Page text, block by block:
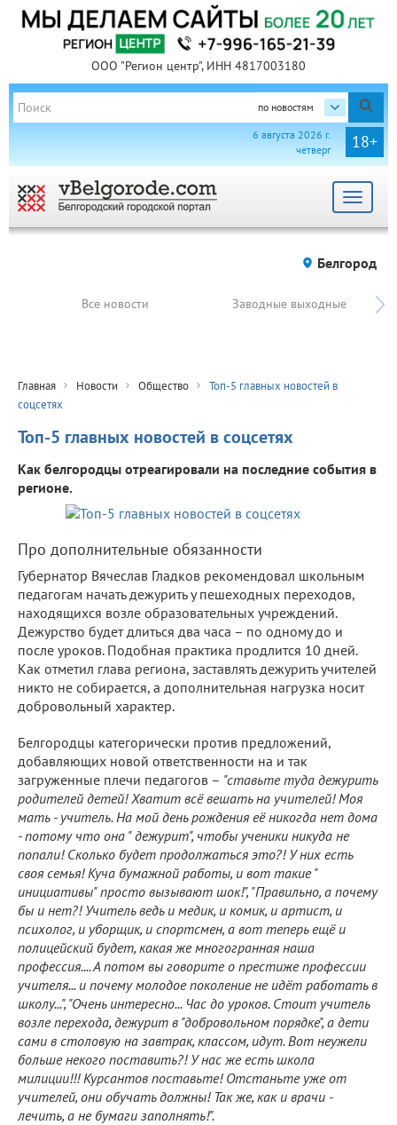
ООО "Регион центр", ИНН 4817003180
по новостям
18+
6 августа 2026 г.
четверг
Toggle
Белгород
Все новости Заводные выходные
Главная Новости Общество
Топ-5 главных новостей в
соцсетях
Топ-5 главных новостей в соцсетях
Как белгородцы отреагировали на последние события в
регионе.
Про дополнительные обязанности
Губернатор Вячеслав Гладков рекомендовал школьным
педагогам начать дежурить у пешеходных переходов,
находящихся возле образовательных учреждений.
Дежурство будет длиться два часа – по одному до и
после уроков. Подобная практика продлится 10 дней.
Как отметил глава региона, заставлять дежурить учителей
никто не собирается, а дополнительная нагрузка носит
добровольный характер.
Белгородцы категорически против предложений,
добавляющих новой ответственности на и так
загруженные плечи педагогов – "ставьте туда дежурить
родителей детей! Хватит всё вешать на учителей! Моя
мать - учитель. На мой день рождения её никогда нет дома
- потому что она " дежурит", чтобы ученики никуда не
попали! Сколько будет продолжаться это?! У них есть
своя семья! Куча бумажной работы, и вот такие "
инициативы" просто вызывают шок!", "Правильно, а почему
бы и нет?! Учитель ведь и медик, и комик, и артист, и
психолог, и уборщик, и спортсмен, а вот теперь ещё и
полицейский будет, какая же многогранная наша
профессия.... А потом вы говорите о престиже профессии
учителя... и почему молодое поколение не идёт работать в
школу...", "Очень интересно... Час до уроков. Стоит учитель
возле перехода, дежурит в "добровольном порядке", а дети
сами в столовую на завтрак, классом, идут. Вот неужели
больше некого поставить?! У нас же есть школа
милиции!!! Курсантов поставьте! Отстаньте уже от
учителей, они обучать должны! Так же, как и врачи -
лечить, а не бумаги заполнять!".